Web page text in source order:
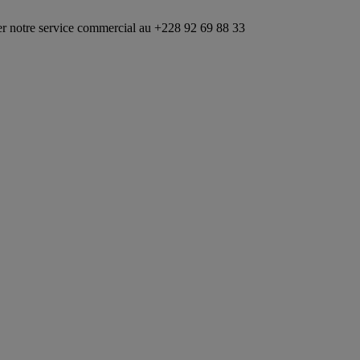
commercial au +228 92 69 88 33